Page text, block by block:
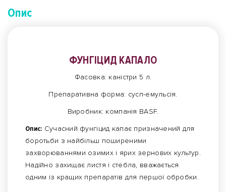
Опис
ФУНГІЦИД КАПАЛО
Фасовка: каністри 5 л.
Препаративна форма: сусп-емульсія.
Виробник: компанія BASF.
Опис: Сучасний фунгіцид капає призначений для
боротьби з найбільш поширеними
захворюваннями озимих і ярих зернових культур.
Надійно захищає листя і стебла, вважається
одним із кращих препаратів для першої обробки.